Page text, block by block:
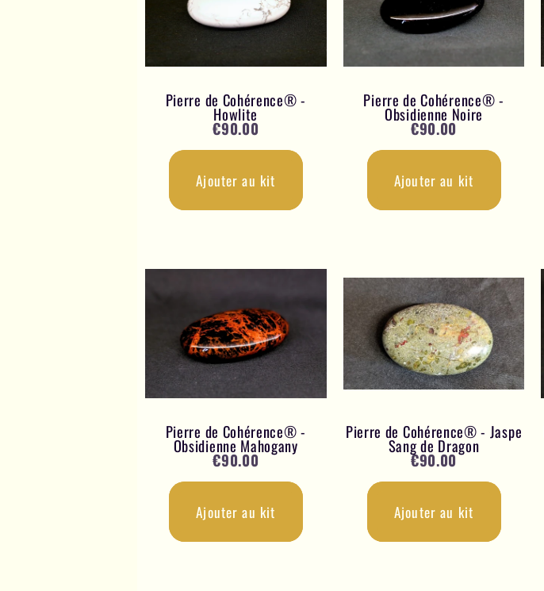
Pierre de Cohérence® -
Howlite
€90.00
Ajouter au kit
Pierre de Cohérence® -
Obsidienne Noire
€90.00
Ajouter au kit
Pierre de Cohérence® -
Obsidienne Mahogany
€90.00
Ajouter au kit
Pierre de Cohérence® - Jaspe
Sang de Dragon
€90.00
Ajouter au kit